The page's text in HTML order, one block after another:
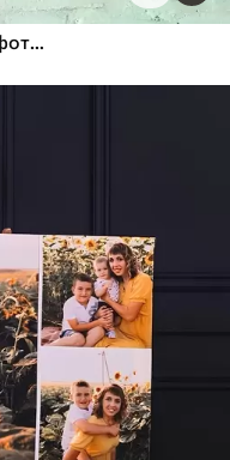
Унікальний фотоколаж з ваших фотографій